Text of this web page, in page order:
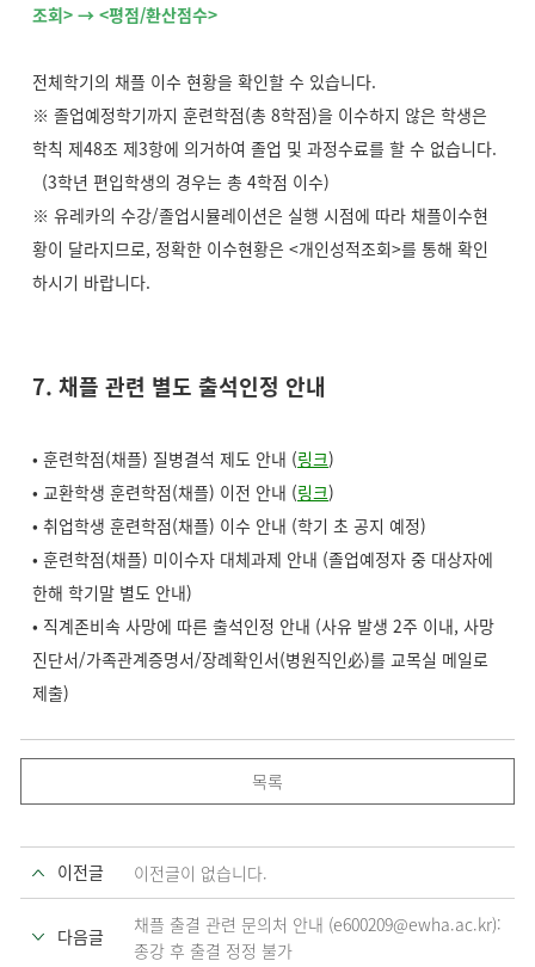
조회> → <평점/환산점수>
전체학기의 채플 이수 현황을 확인할 수 있습니다.
※ 졸업예정학기까지 훈련학점(총 8학점)을 이수하지 않은 학생은
학칙 제48조 제3항에 의거하여 졸업 및 과정수료를 할 수 없습니다.
(3학년 편입학생의 경우는 총 4학점 이수)
※ 유레카의 수강/졸업시뮬레이션은 실행 시점에 따라 채플이수현
황이 달라지므로, 정확한 이수현황은 <개인성적조회>를 통해 확인
하시기 바랍니다.
7. 채플 관련 별도 출석인정 안내
• 훈련학점(채플) 질병결석 제도 안내 (링크)
• 교환학생 훈련학점(채플) 이전 안내 (링크)
• 취업학생 훈련학점(채플) 이수 안내 (학기 초 공지 예정)
• 훈련학점(채플) 미이수자 대체과제 안내 (졸업예정자 중 대상자에
한해 학기말 별도 안내)
• 직계존비속 사망에 따른 출석인정 안내 (사유 발생 2주 이내, 사망
진단서/가족관계증명서/장례확인서(병원직인必)를 교목실 메일로
제출)
목록
이전글 이전글이 없습니다.
다음글
채플 출결 관련 문의처 안내 (e600209@ewha.ac.kr):
종강 후 출결 정정 불가